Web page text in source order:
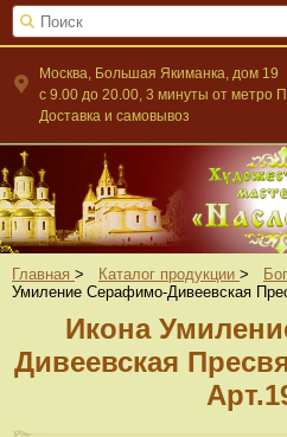
Москва, Большая Якиманка, дом 19
c 9.00 до 20.00, 3 минуты от метро
Доставка и самовывоз
Главная > Каталог продукции >
Умиление Серафимо-Дивеевская
Икона
Дивеевская